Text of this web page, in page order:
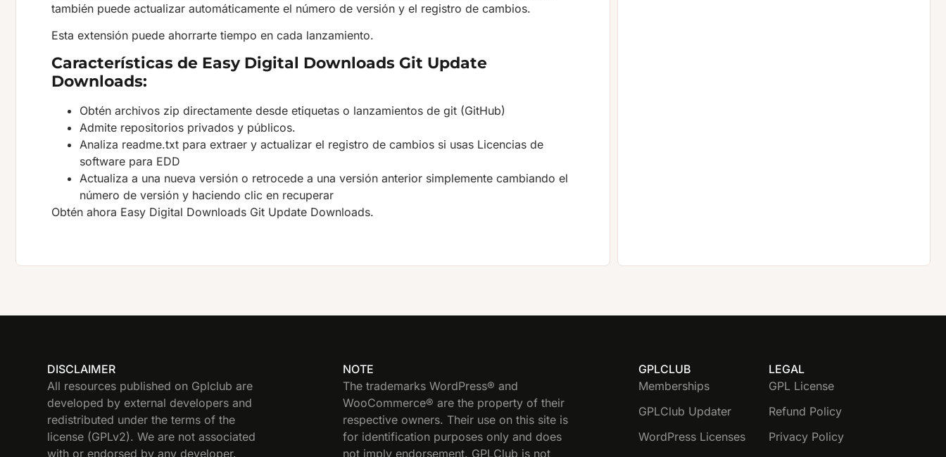
también puede actualizar automáticamente el número de versión y el registro de cambios.
Esta extensión puede ahorrarte tiempo en cada lanzamiento.
Características de Easy Digital Downloads Git Update
Downloads:
Obtén archivos zip directamente desde etiquetas o lanzamientos de git (GitHub)
Admite repositorios privados y públicos.
Analiza readme.txt para extraer y actualizar el registro de cambios si usas Licencias de
software para EDD
Actualiza a una nueva versión o retrocede a una versión anterior simplemente cambiando el
número de versión y haciendo clic en recuperar
Obtén ahora Easy Digital Downloads Git Update Downloads.
DISCLAIMER
All resources published on Gplclub are
developed by external developers and
redistributed under the terms of the
license (GPLv2). We are not associated
with or endorsed by any developer.
NOTE
The trademarks WordPress® and
WooCommerce® are the property of their
respective owners. Their use on this site is
for identification purposes only and does
not imply endorsement. GPLClub is not
GPLCLUB
Memberships
GPLClub Updater
WordPress Licenses
LEGAL
GPL License
Refund Policy
Privacy Policy